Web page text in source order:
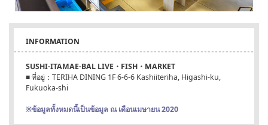
INFORMATION
SUSHI-ITAMAE-BAL LIVE・FISH・MARKET
■ ที่อยู่：TERIHA DINING 1F 6-6-6 Kashiiteriha, Higashi-ku,
Fukuoka-shi
※ข้อมูลทั้งหมดนี้เป็นข้อมูล ณ เดือนเมษายน 2020